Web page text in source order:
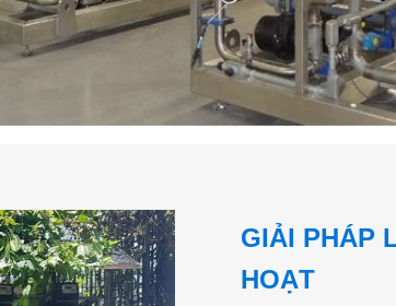
GIẢI PHÁP
HOẠT